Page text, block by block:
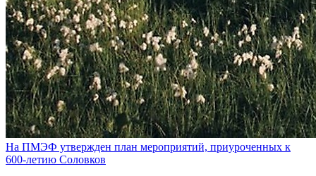
На ПМЭФ утвержден план мероприятий, приуроченных к
600-летию Соловков